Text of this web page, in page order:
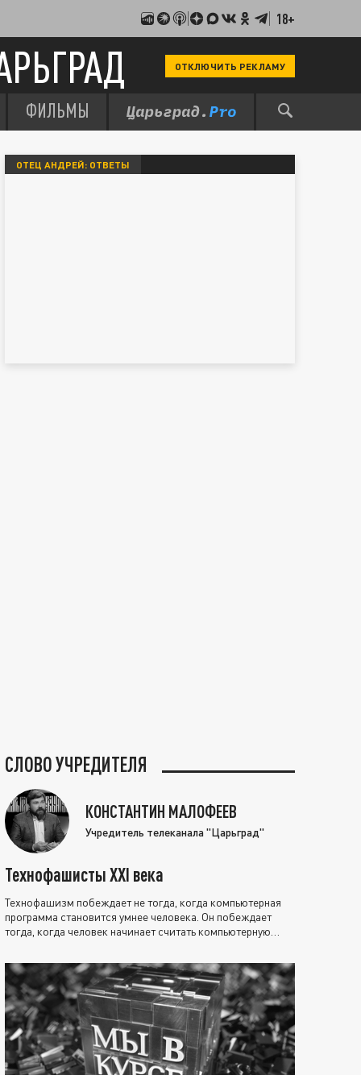
18+
ОТКЛЮЧИТЬ РЕКЛАМУ
ФИЛЬМЫ
ОТЕЦ АНДРЕЙ: ОТВЕТЫ
СЛОВО УЧРЕДИТЕЛЯ
КОНСТАНТИН МАЛОФЕЕВ
Учредитель телеканала "Царьград"
Технофашисты XXI века
Технофашизм побеждает не тогда, когда компьютерная
программа становится умнее человека. Он побеждает
тогда, когда человек начинает считать компьютерную